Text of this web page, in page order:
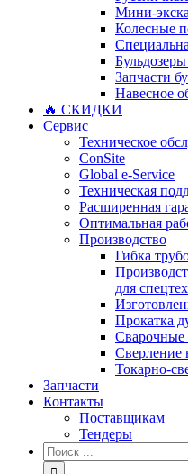
Мини-
Колесные
Запчасти бу
Навесное
🔥 СКИДКИ
Сервис
Техническое
ConSite
Global e-Service
Техническая
Расширенная
Оптимальная
Производство
Гибка
для
Прокатка
Сварочные
Сверление
Токарно-
Запчасти
Контакты
Поставщикам
Тендеры
Результат
поиска: